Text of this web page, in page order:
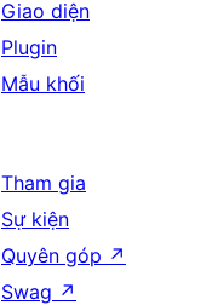
Giao diện
Plugin
Mẫu khối
Tham gia
Sự kiện
Quyên góp ↗
Swag ↗